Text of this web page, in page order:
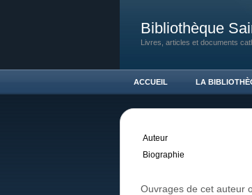
Bibliothèque
Livres, articles et documents
ACCUEIL LA
Auteur
Biographie
Ouvrages de cet auteur